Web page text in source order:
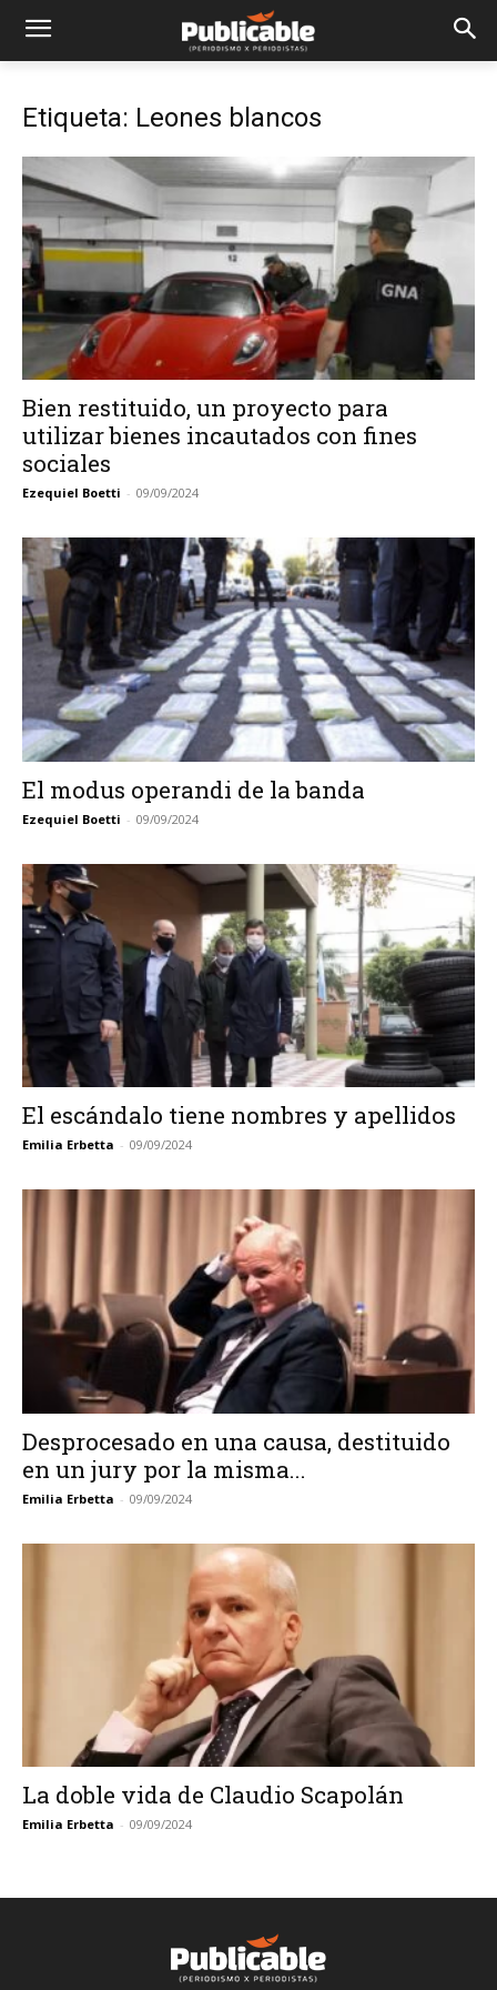
Etiqueta: Leones blancos
Bien restituido, un proyecto para
utilizar bienes incautados con fines
sociales
Ezequiel Boetti - 09/09/2024
El modus operandi de la banda
Ezequiel Boetti - 09/09/2024
El escándalo tiene nombres y apellidos
Emilia Erbetta - 09/09/2024
Desprocesado en una causa, destituido
en un jury por la misma...
Emilia Erbetta - 09/09/2024
La doble vida de Claudio Scapolán
Emilia Erbetta - 09/09/2024